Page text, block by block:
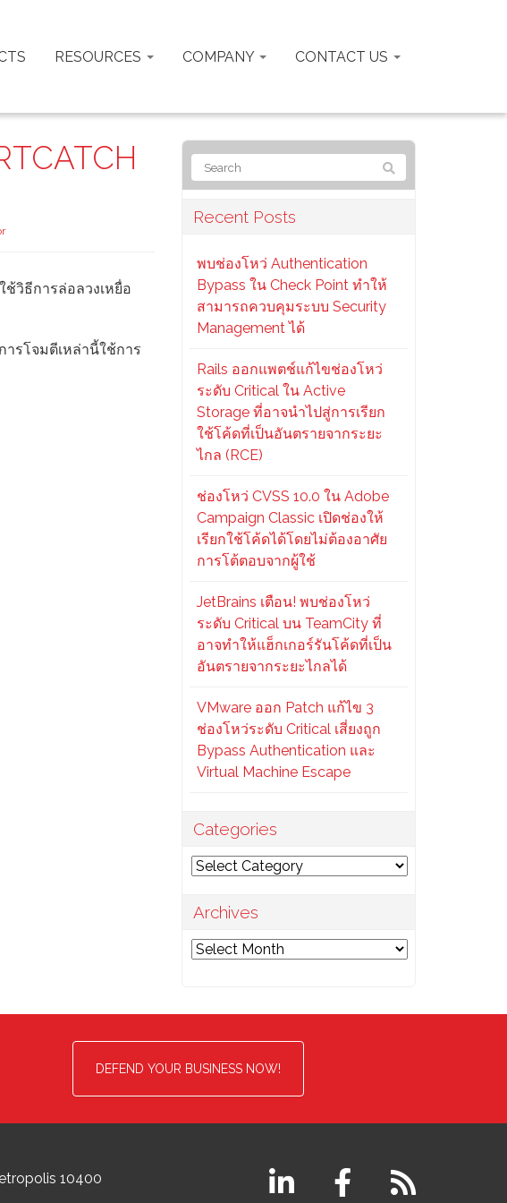
RESOURCES COMPANY CONTACT US
วิธีการล่อลวงเหยื่อ
รโจมตีเหล่านี้ใช้การ
Recent Posts
พบช่องโหว่ Authentication
Bypass ใน Check Point ทำให้
สามารถควบคุมระบบ Security
Management ได้
Rails ออกแพตช์แก้ไขช่องโหว่
ระดับ Critical ใน Active
Storage ที่อาจนำไปสู่การเรียก
ใช้โค้ดที่เป็นอันตรายจากระยะ
ไกล (RCE)
ช่องโหว่ CVSS 10.0 ใน Adobe
Campaign Classic เปิดช่องให้
เรียกใช้โค้ดได้โดยไม่ต้องอาศัย
การโต้ตอบจากผู้ใช้
JetBrains เตือน! พบช่องโหว่
ระดับ Critical บน TeamCity ที่
อาจทำให้แฮ็กเกอร์รันโค้ดที่เป็น
อันตรายจากระยะไกลได้
VMware ออก Patch แก้ไข 3
ช่องโหว่ระดับ Critical เสี่ยงถูก
Bypass Authentication และ
Virtual Machine Escape
Categories
Categories
Archives
Archives
DEFEND YOUR BUSINESS NOW!
10400